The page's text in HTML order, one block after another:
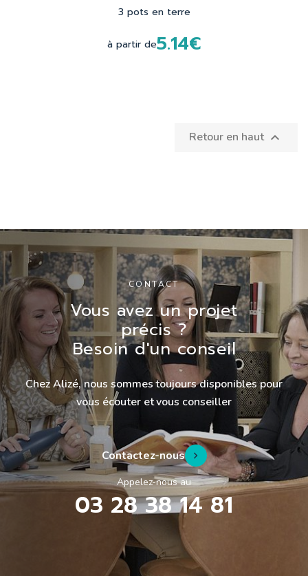
3 pots en terre
à partir de5.14€
Retour en haut 
CONTACT
Vous avez un projet
précis ?
Besoin d'un conseil
Chez Alizé, nous sommes toujours disponibles pour
vous écouter et vous conseiller
Contactez-nous
Appelez-nous au
03 28 38 14 81